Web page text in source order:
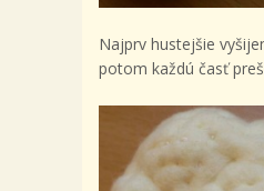
Najprv hustejšie
potom každú časť